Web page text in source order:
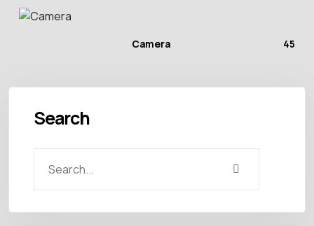
Search
5
üzerinden
Camera 45